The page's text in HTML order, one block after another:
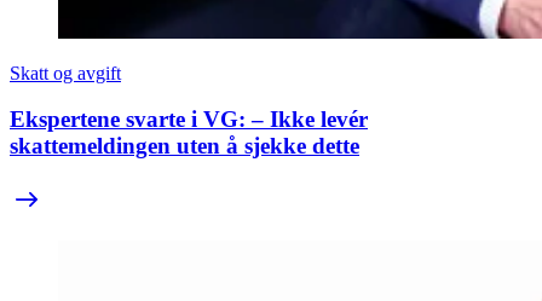
Skatt og avgift
Ekspertene svarte i VG: – Ikke levér
skattemeldingen uten å sjekke dette